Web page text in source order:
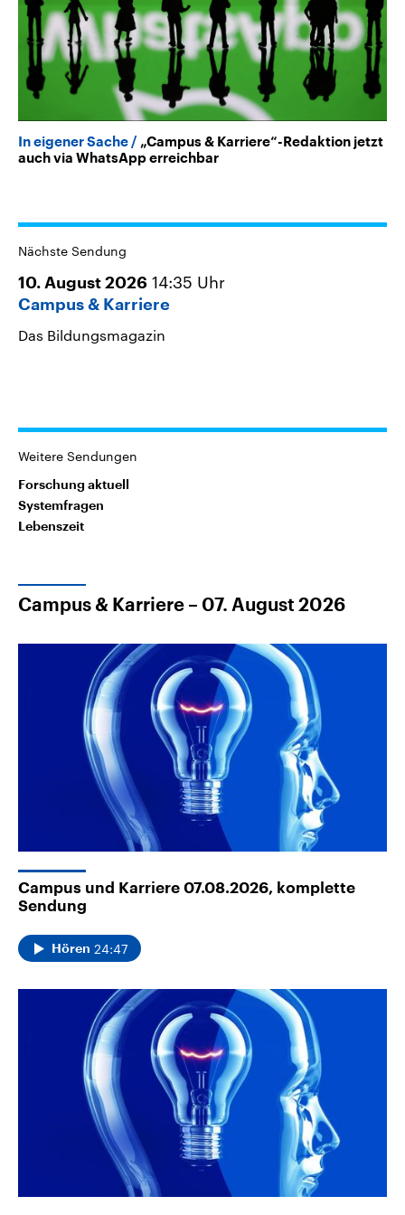
In eigener Sache
„Campus & Karriere“-Redaktion jetzt
auch via WhatsApp erreichbar
Nächste Sendung
10. August 2026 14:35 Uhr
Campus & Karriere
Das Bildungsmagazin
Weitere Sendungen
Forschung aktuell
Systemfragen
Lebenszeit
Campus & Karriere – 07. August 2026
Campus und Karriere 07.08.2026, komplette
Sendung
Hören 24:47